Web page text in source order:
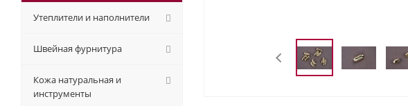
Утеплители и наполнители
Швейная фурнитура
Кожа натуральная и
инструменты